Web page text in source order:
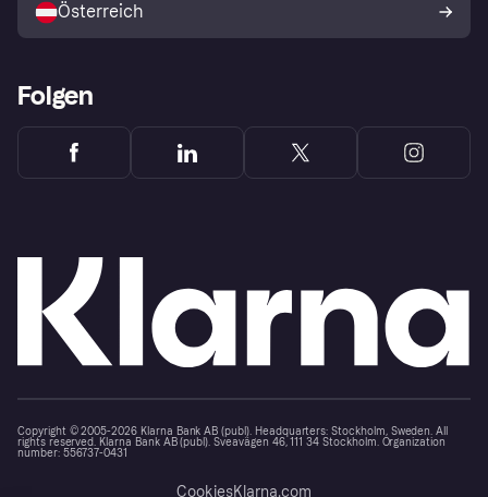
Österreich
Folgen
Copyright © 2005-2026 Klarna Bank AB (publ). Headquarters: Stockholm, Sweden. All
rights reserved. Klarna Bank AB (publ). Sveavägen 46, 111 34 Stockholm. Organization
number: 556737-0431
CookiesKlarna.com